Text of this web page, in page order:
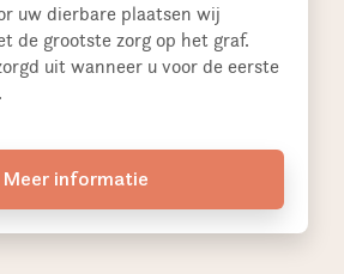
uw dierbare plaatsen wij
de grootste zorg op het graf.
uit wanneer u voor de eerste
Meer informatie